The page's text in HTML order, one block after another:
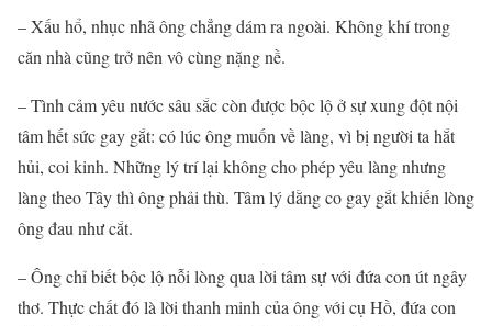
– Xấu hổ, nhục nhã ông chẳng dám ra ngoài. Không khí trong
căn nhà cũng trở nên vô cùng nặng nề.
– Tình cảm yêu nước sâu sắc còn được bộc lộ ở sự xung đột nội
tâm hết sức gay gắt: có lúc ông muốn về làng, vì bị người ta hắt
hủi, coi kinh. Những lý trí lại không cho phép yêu làng nhưng
làng theo Tây thì ông phải thù. Tâm lý dằng co gay gắt khiến lòng
ông đau như cắt.
– Ông chỉ biết bộc lộ nỗi lòng qua lời tâm sự với đứa con út ngây
thơ. Thực chất đó là lời thanh minh của ông với cụ Hồ, đứa con